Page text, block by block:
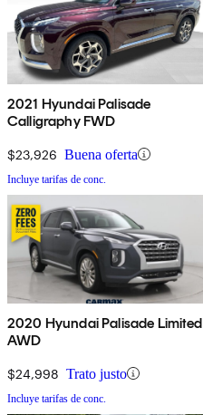
2021 Hyundai Palisade
Calligraphy FWD
$23,926 Buena oferta
Incluye tarifas de conc.
2020 Hyundai Palisade Limited
AWD
$24,998 Trato justo
Incluye tarifas de conc.